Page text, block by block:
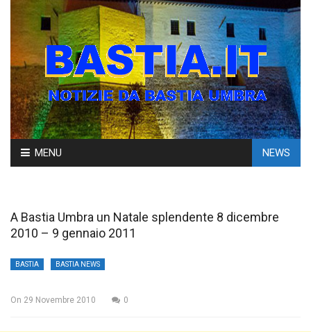
Skip
to
MENU NEWS
A Bastia Umbra un Natale splendente 8 dicembre
2010 – 9 gennaio 2011
BASTIA BASTIA NEWS
On 29 Novembre 2010 0